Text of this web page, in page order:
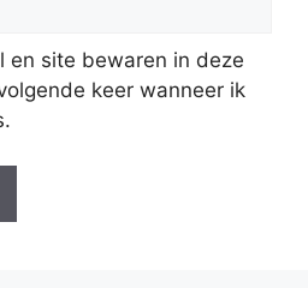
en site bewaren in deze
keer wanneer ik